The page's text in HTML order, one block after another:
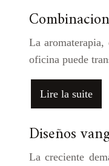
La aromaterapia,
oficina puede
Lire la suite
Diseños
La creciente